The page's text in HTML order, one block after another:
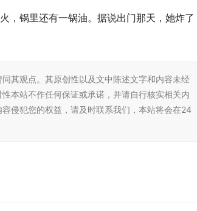
，锅里还有一锅油。据说出门那天，她炸了
其观点。其原创性以及文中陈述文字和内容未经
本站不作任何保证或承诺，并请自行核实相关内
侵犯您的权益，请及时联系我们，本站将会在24